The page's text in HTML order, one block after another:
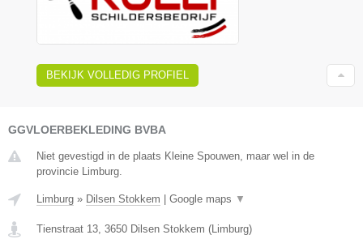
BEKIJK VOLLEDIG PROFIEL
GGVLOERBEKLEDING BVBA
Niet gevestigd in de plaats Kleine Spouwen, maar wel in de
provincie Limburg.
Limburg » Dilsen Stokkem Google maps ▼
Tienstraat 13, 3650 Dilsen Stokkem (Limburg)